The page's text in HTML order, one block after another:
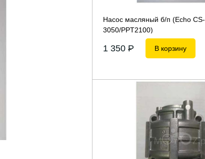
Насос масляный б/п (Echo CS-
3050/PPT2100)
1 350 P В корзину